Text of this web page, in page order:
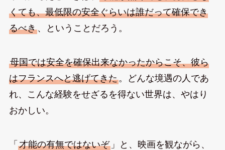
くても、最低限の安全ぐらいは誰だって確保でき
るべき、ということだろう。
母国では安全を確保出来なかったからこそ、彼ら
はフランスへと逃げてきた。どんな境遇の人であ
れ、こんな経験をせざるを得ない世界は、やはり
おかしい。
「 才能の有無ではないぞ」と、映画を観ながら、